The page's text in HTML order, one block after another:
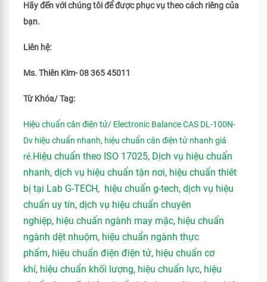
Hãy đến với chúng tôi để được phục vụ theo cách riêng của
bạn.
Liên hệ:
Ms. Thiên Kim- 08 365 45011
Từ Khóa/ Tag:
Hiệu chuẩn cân điện tử/ Electronic Balance CAS DL-100N-
Dv hiệu chuẩn nhanh, hiệu chuẩn cân điện tử nhanh giá
rẻ.Hiệu chuẩn theo ISO 17025, Dịch vụ hiệu chuẩn
nhanh, dịch vụ hiệu chuẩn tận nơi, hiệu chuẩn thiêt
bị tại Lab G-TECH, hiệu chuẩn g-tech, dịch vụ hiệu
chuẩn uy tín, dịch vụ hiệu chuẩn chuyên
nghiệp, hiệu chuẩn ngành may mặc, hiệu chuẩn
ngành dệt nhuộm, hiệu chuẩn ngành thực
phẩm, hiệu chuẩn điện điện tử, hiệu chuẩn cơ
khí, hiệu chuẩn khối lượng, hiệu chuẩn lực, hiệu